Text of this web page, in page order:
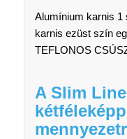
Alumínium karnis 1
karnis ezüst szín
TEFLONOS
A Slim